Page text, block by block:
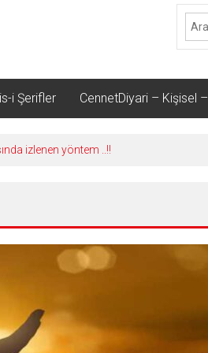
i Şerifler CennetDiyari – Kişisel –
izlenen yöntem ..!!